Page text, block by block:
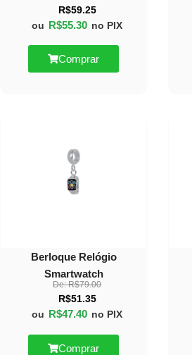
R$59.25
ou R$55.30 no PIX
Comprar
Berloque Relógio
Smartwatch
De:R$79.00
R$51.35
ou R$47.40 no PIX
Comprar